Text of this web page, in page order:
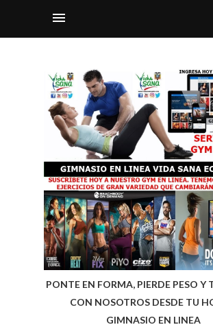
PONTE EN FORMA, PIERDE PESO Y
CON NOSOTROS DESDE TU
GIMNASIO EN LINEA